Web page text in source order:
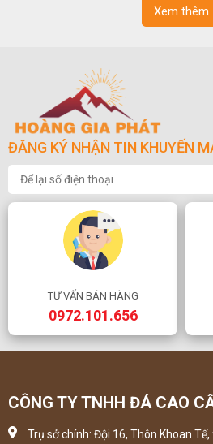
Xem thêm
ĐĂNG KÝ NHẬN TIN KHUYẾN
TƯ VẤN BÁN HÀNG
0972.101.656
CÔNG TY TNHH ĐÁ CAO
Trụ sở chính: Đội 16, Thôn Khoan